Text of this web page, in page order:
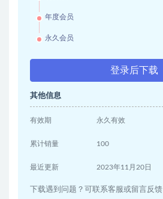
年度会员
永久会员
登录后下载
其他信息
有效期 永久有效
累计销量 100
最近更新 2023年11月20日
下载遇到问题？可联系客服或留言反馈